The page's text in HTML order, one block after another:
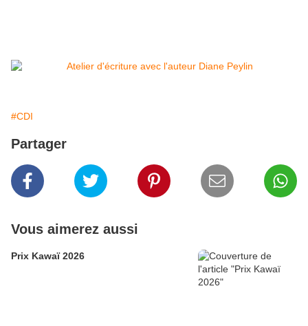
#CDI
Partager
Vous aimerez aussi
Prix Kawaï 2026